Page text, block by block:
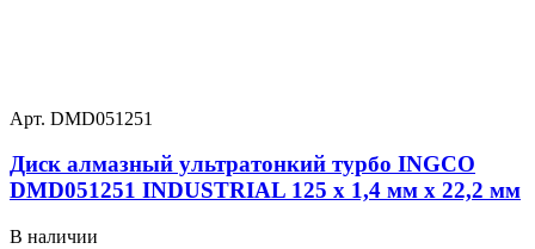
Арт. DMD051251
Диск алмазный ультратонкий турбо INGCO
DMD051251 INDUSTRIAL 125 х 1,4 мм x 22,2 мм
В наличии